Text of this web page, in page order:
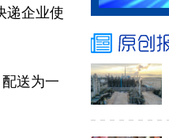
递企业使
送为一